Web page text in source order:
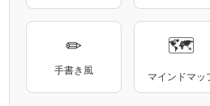
✏
手書き風
🗺
マインドマッ